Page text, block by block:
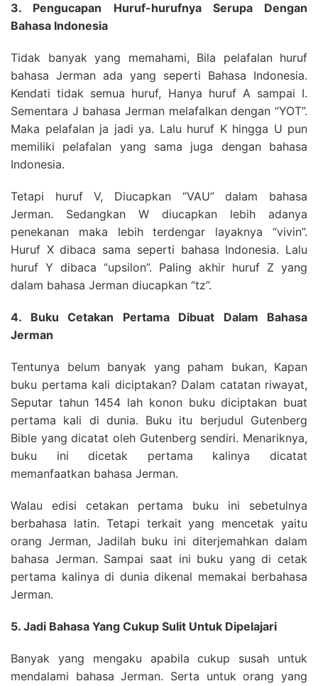
3. Pengucapan Huruf-hurufnya Serupa Dengan
Bahasa Indonesia
Tidak banyak yang memahami, Bila pelafalan huruf
bahasa Jerman ada yang seperti Bahasa Indonesia.
Kendati tidak semua huruf, Hanya huruf A sampai I.
Sementara J bahasa Jerman melafalkan dengan “YOT”.
Maka pelafalan ja jadi ya. Lalu huruf K hingga U pun
memiliki pelafalan yang sama juga dengan bahasa
Indonesia.
Tetapi huruf V, Diucapkan “VAU” dalam bahasa
Jerman. Sedangkan W diucapkan lebih adanya
penekanan maka lebih terdengar layaknya “vivin”.
Huruf X dibaca sama seperti bahasa Indonesia. Lalu
huruf Y dibaca “upsilon”. Paling akhir huruf Z yang
dalam bahasa Jerman diucapkan “tz”.
4. Buku Cetakan Pertama Dibuat Dalam Bahasa
Jerman
Tentunya belum banyak yang paham bukan, Kapan
buku pertama kali diciptakan? Dalam catatan riwayat,
Seputar tahun 1454 lah konon buku diciptakan buat
pertama kali di dunia. Buku itu berjudul Gutenberg
Bible yang dicatat oleh Gutenberg sendiri. Menariknya,
buku ini dicetak pertama kalinya dicatat
memanfaatkan bahasa Jerman.
Walau edisi cetakan pertama buku ini sebetulnya
berbahasa latin. Tetapi terkait yang mencetak yaitu
orang Jerman, Jadilah buku ini diterjemahkan dalam
bahasa Jerman. Sampai saat ini buku yang di cetak
pertama kalinya di dunia dikenal memakai berbahasa
Jerman.
5. Jadi Bahasa Yang Cukup Sulit Untuk Dipelajari
Banyak yang mengaku apabila cukup susah untuk
mendalami bahasa Jerman. Serta untuk orang yang